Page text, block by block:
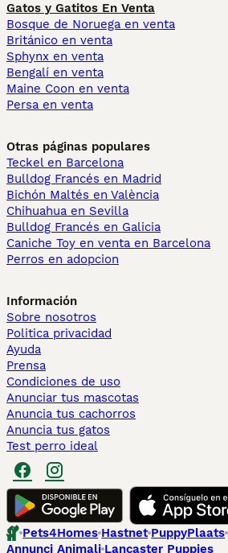
Gatos y Gatitos En Venta
Bosque de Noruega en venta
Británico en venta
Sphynx en venta
Bengalí en venta
Maine Coon en venta
Persa en venta
Otras páginas populares
Teckel en Barcelona
Bulldog Francés en Madrid
Bichón Maltés en València
Chihuahua en Sevilla
Bulldog Francés en Galicia
Caniche Toy en venta en Barcelona
Perros en adopcion
Información
Sobre nosotros
Politica privacidad
Ayuda
Prensa
Condiciones de uso
Anunciar tus mascotas
Anuncia tus cachorros
Anuncia tus gatos
Test perro ideal
Pets4Homes Hastnet PuppyPlaats
Annunci Animali Lancaster Puppies